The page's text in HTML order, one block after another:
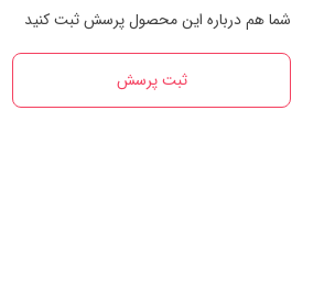
شما هم درباره این محصول پرسش ثبت کنید
ثبت پرسش